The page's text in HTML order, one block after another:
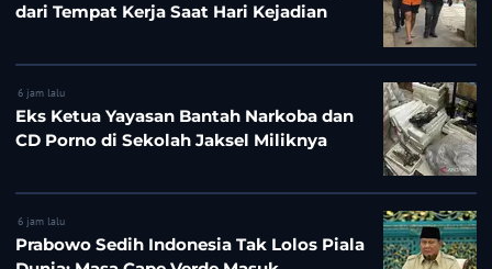
dari Tempat Kerja Saat Hari Kejadian
6 jam lalu
Eks Ketua Yayasan Bantah Narkoba dan
CD Porno di Sekolah Jaksel Miliknya
6 jam lalu
Prabowo Sedih Indonesia Tak Lolos Piala